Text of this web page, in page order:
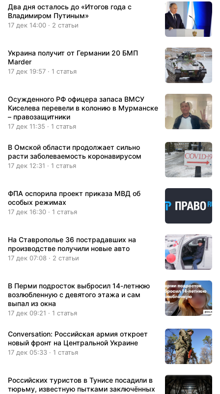
Два дня осталось до «Итогов года с
Владимиром Путиным»
17 дек 14:00 · 2 статьи
Украина получит от Германии 20 БМП
Marder
17 дек 19:57 · 1 статья
Осужденного РФ офицера запаса ВМСУ
Киселева перевели в колонию в Мурманске
– правозащитники
17 дек 11:35 · 1 статья
В Омской области продолжает сильно
расти заболеваемость коронавирусом
17 дек 12:31 · 1 статья
ФПА оспорила проект приказа МВД об
особых режимах
17 дек 16:30 · 1 статья
На Ставрополье 36 пострадавших на
производстве получили новые авто
17 дек 07:08 · 2 статьи
В Перми подросток выбросил 14-летнюю
возлюбленную с девятого этажа и сам
выпал из окна
17 дек 09:21 · 1 статья
Conversation: Российская армия откроет
новый фронт на Центральной Украине
17 дек 05:33 · 1 статья
Российских туристов в Тунисе посадили в
тюрьму, известную пытками заключённых